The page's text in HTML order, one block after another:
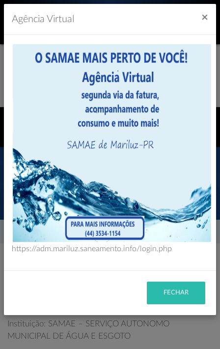
História
Home
I D E N T I F I C A Ç Ã O
Instituição: SAMAE – SERVIÇO AUTONOMO
MUNICIPAL DE ÁGUA E ESGOTO
Agência Virtual ×
https://adm.mariluz.saneamento.info/login.php
FECHAR